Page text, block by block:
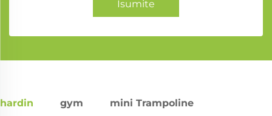
Isumite
hardin gym mini Trampoline